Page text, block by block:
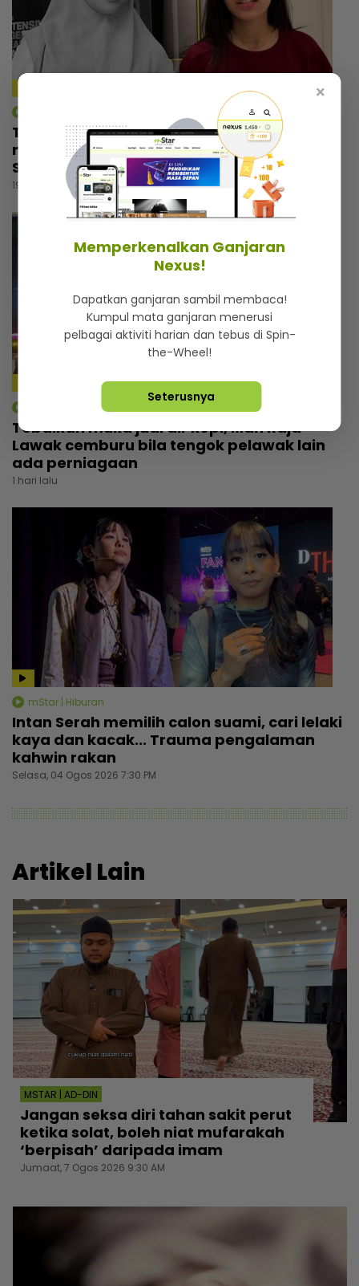
Tiada orang tahu Thalita masuk tandas
menangis selepas nyanyi lagu arwah Siti
Sarah, dapat rasa aura atas pentas
19 jam lalu
mStar | Hiburan
Tebalkan muka jual air kopi, Man Raja
Lawak cemburu bila tengok pelawak lain
ada perniagaan
1 hari lalu
mStar | Hiburan
Intan Serah memilih calon suami, cari lelaki
kaya dan kacak... Trauma pengalaman
kahwin rakan
Selasa, 04 Ogos 2026 7:30 PM
Artikel Lain
MSTAR | AD-DIN
Jangan seksa diri tahan sakit perut
ketika solat, boleh niat mufarakah
‘berpisah’ daripada imam
Jumaat, 7 Ogos 2026 9:30 AM
×
Memperkenalkan Ganjaran
Nexus!
Dapatkan ganjaran sambil membaca!
Kumpul mata ganjaran menerusi
pelbagai aktiviti harian dan tebus di Spin-
the-Wheel!
Seterusnya